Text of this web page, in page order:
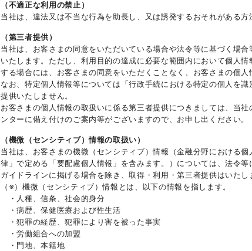
（不適正な利用の禁止）
当社は、違法又は不当な行為を助長し、又は誘発するおそれがある方
（第三者提供）
当社は、お客さまの同意をいただいている場合や法令等に基づく場
いたします。ただし、利用目的の達成に必要な範囲内において個人
する場合には、お客さまの同意をいただくことなく、お客さまの個
なお、特定個人情報等については「行政手続における特定の個人を
提供いたしません。
お客さまの個人情報の取扱いに係る第三者提供につきましては、当社
ンターに備え付けのご案内等がございますので、お申し出ください。
（機微（センシティブ）情報の取扱い）
当社は、お客さまの機微（センシティブ）情報（金融分野における
律」で定める「要配慮個人情報」を含みます。）については、法令
ガイドラインに掲げる場合を除き、取得・利用・第三者提供はいたし
（※）機微（センシティブ）情報とは、以下の情報を指します。
・人種、信条、社会的身分
・病歴、保健医療および性生活
・犯罪の経歴、犯罪により害を被った事実
・労働組合への加盟
・門地、本籍地